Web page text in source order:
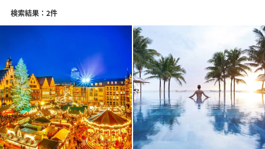
検索結果：2件